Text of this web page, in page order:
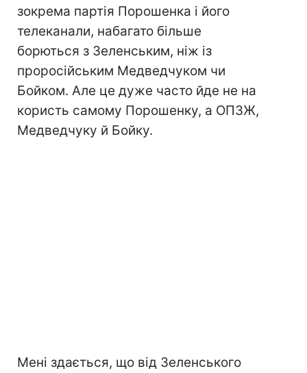
зокрема партія Порошенка і його
телеканали, набагато більше
борються з Зеленським, ніж із
проросійським Медведчуком чи
Бойком. Але це дуже часто йде не на
користь самому Порошенку, а ОПЗЖ,
Медведчуку й Бойку.
Мені здається, що від Зеленського